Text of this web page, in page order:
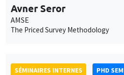
Avner Seror
AMSE
The Priced Survey Methodology
SÉMINAIRES INTERNES
PHD